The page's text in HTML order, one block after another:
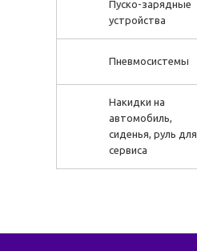
Пуско-зарядные
устройства
Пневмосистемы
Накидки на
автомобиль,
сиденья, руль для
сервиса